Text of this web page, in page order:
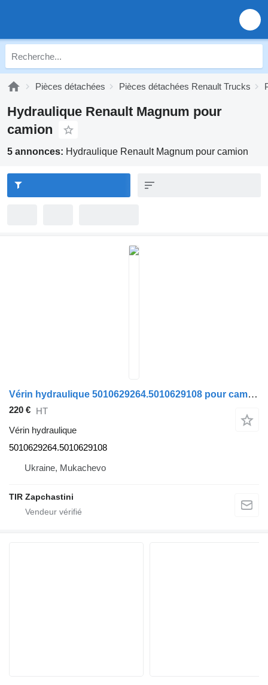
Pièces détachées Pièces détachées Renault Trucks
Hydraulique Renault Magnum pour
camion
5 annonces: Hydraulique Renault Magnum pour camion
Vérin hydraulique 5010629264.5010629108 pour camion Renault Magnum DXI
220 € HT
Vérin hydraulique
5010629264.5010629108
Ukraine, Mukachevo
TIR Zapchastini